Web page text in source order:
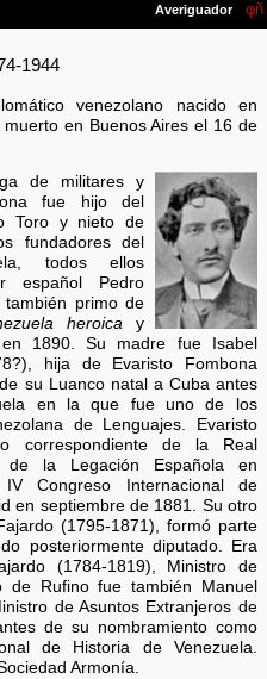
1944
venezolano nacido en
en Buenos Aires el 16 de
de militares y
fue hijo del
Toro y nieto de
fundadores del
todos ellos
español Pedro
primo de
heroica y
1890. Su madre fue Isabel
hija de Evaristo Fombona
su Luanco natal a Cuba antes
en la que fue uno de los
de Lenguajes. Evaristo
correspondiente de la Real
de la Legación Española en
Congreso Internacional de
en septiembre de 1881. Su otro
(1795-1871), formó parte
posteriormente diputado. Era
(1784-1819), Ministro de
de Rufino fue también Manuel
de Asuntos Extranjeros de
de su nombramiento como
de Historia de Venezuela.
Armonía.